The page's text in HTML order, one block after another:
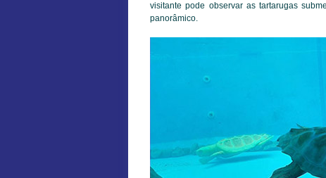
visitante pode observar as tartarugas
panorâmico.